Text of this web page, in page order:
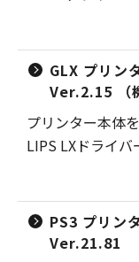
GLX プリン
Ver.2.15 （
プリンター本体
LIPS LXドライバ
PS3 プリン
Ver.21.81